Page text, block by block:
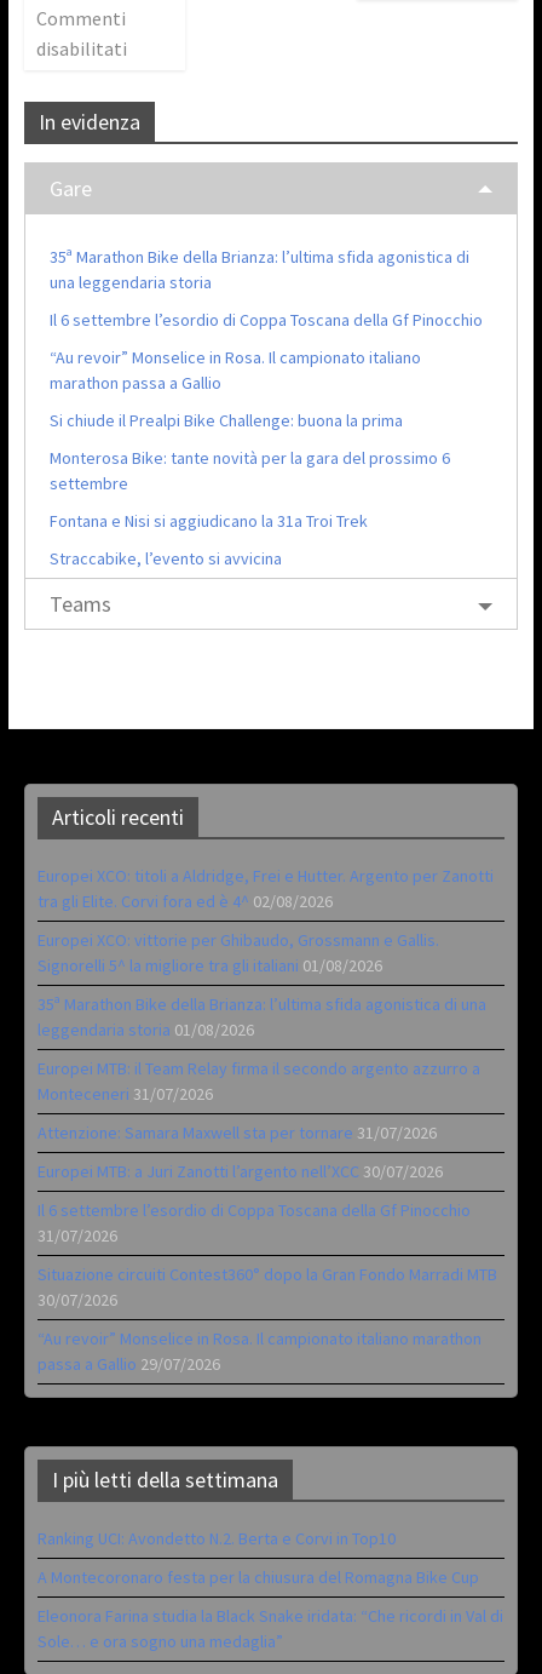
Commenti
disabilitati
In evidenza
Gare
35ª Marathon Bike della Brianza: l’ultima sfida agonistica di
una leggendaria storia
Il 6 settembre l’esordio di Coppa Toscana della Gf Pinocchio
“Au revoir” Monselice in Rosa. Il campionato italiano
marathon passa a Gallio
Si chiude il Prealpi Bike Challenge: buona la prima
Monterosa Bike: tante novità per la gara del prossimo 6
settembre
Fontana e Nisi si aggiudicano la 31a Troi Trek
Straccabike, l’evento si avvicina
Teams
Articoli recenti
Europei XCO: titoli a Aldridge, Frei e Hutter. Argento per Zanotti
tra gli Elite. Corvi fora ed è 4^ 02/08/2026
Europei XCO: vittorie per Ghibaudo, Grossmann e Gallis.
Signorelli 5^ la migliore tra gli italiani 01/08/2026
35ª Marathon Bike della Brianza: l’ultima sfida agonistica di una
leggendaria storia 01/08/2026
Europei MTB: il Team Relay firma il secondo argento azzurro a
Monteceneri 31/07/2026
Attenzione: Samara Maxwell sta per tornare 31/07/2026
Europei MTB: a Juri Zanotti l’argento nell’XCC 30/07/2026
Il 6 settembre l’esordio di Coppa Toscana della Gf Pinocchio
31/07/2026
Situazione circuiti Contest360° dopo la Gran Fondo Marradi MTB
30/07/2026
“Au revoir” Monselice in Rosa. Il campionato italiano marathon
passa a Gallio 29/07/2026
I più letti della settimana
Ranking UCI: Avondetto N.2. Berta e Corvi in Top10
A Montecoronaro festa per la chiusura del Romagna Bike Cup
Eleonora Farina studia la Black Snake iridata: “Che ricordi in Val di
Sole… e ora sogno una medaglia”